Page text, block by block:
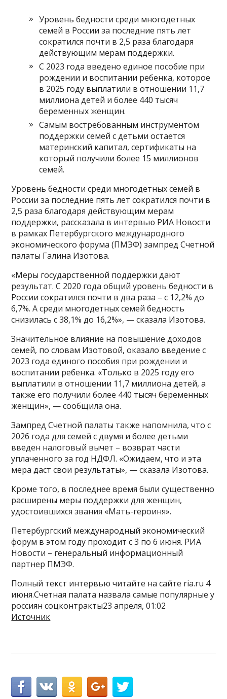
Уровень бедности среди многодетных
семей в России за последние пять лет
сократился почти в 2,5 раза благодаря
действующим мерам поддержки.
С 2023 года введено единое пособие при
рождении и воспитании ребенка, которое
в 2025 году выплатили в отношении 11,7
миллиона детей и более 440 тысяч
беременных женщин.
Самым востребованным инструментом
поддержки семей с детьми остается
материнский капитал, сертификаты на
который получили более 15 миллионов
семей.
Уровень бедности среди многодетных семей в
России за последние пять лет сократился почти в
2,5 раза благодаря действующим мерам
поддержки, рассказала в интервью РИА Новости
в рамках Петербургского международного
экономического форума (ПМЭФ) зампред Счетной
палаты Галина Изотова.
«Меры государственной поддержки дают
результат. С 2020 года общий уровень бедности в
России сократился почти в два раза – с 12,2% до
6,7%. А среди многодетных семей бедность
снизилась с 38,1% до 16,2%», — сказала Изотова.
Значительное влияние на повышение доходов
семей, по словам Изотовой, оказало введение с
2023 года единого пособия при рождении и
воспитании ребенка. «Только в 2025 году его
выплатили в отношении 11,7 миллиона детей, а
также его получили более 440 тысяч беременных
женщин», — сообщила она.
Зампред Счетной палаты также напомнила, что с
2026 года для семей с двумя и более детьми
введен налоговый вычет – возврат части
уплаченного за год НДФЛ. «Ожидаем, что и эта
мера даст свои результаты», — сказала Изотова.
Кроме того, в последнее время были существенно
расширены меры поддержки для женщин,
удостоившихся звания «Мать-героиня».
Петербургский международный экономический
форум в этом году проходит с 3 по 6 июня. РИА
Новости – генеральный информационный
партнер ПМЭФ.
Полный текст интервью читайте на сайте ria.ru 4
июня.Счетная палата назвала самые популярные у
россиян соцконтракты23 апреля, 01:02
Источник